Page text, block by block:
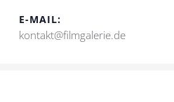
E-MAIL:
kontakt@filmgalerie.de